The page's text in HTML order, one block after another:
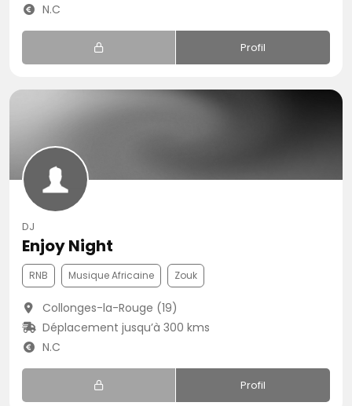
N.C
Profil
DJ
Enjoy Night
RNB Musique Africaine Zouk
Collonges-la-Rouge (19)
Déplacement jusqu’à 300 kms
N.C
Profil